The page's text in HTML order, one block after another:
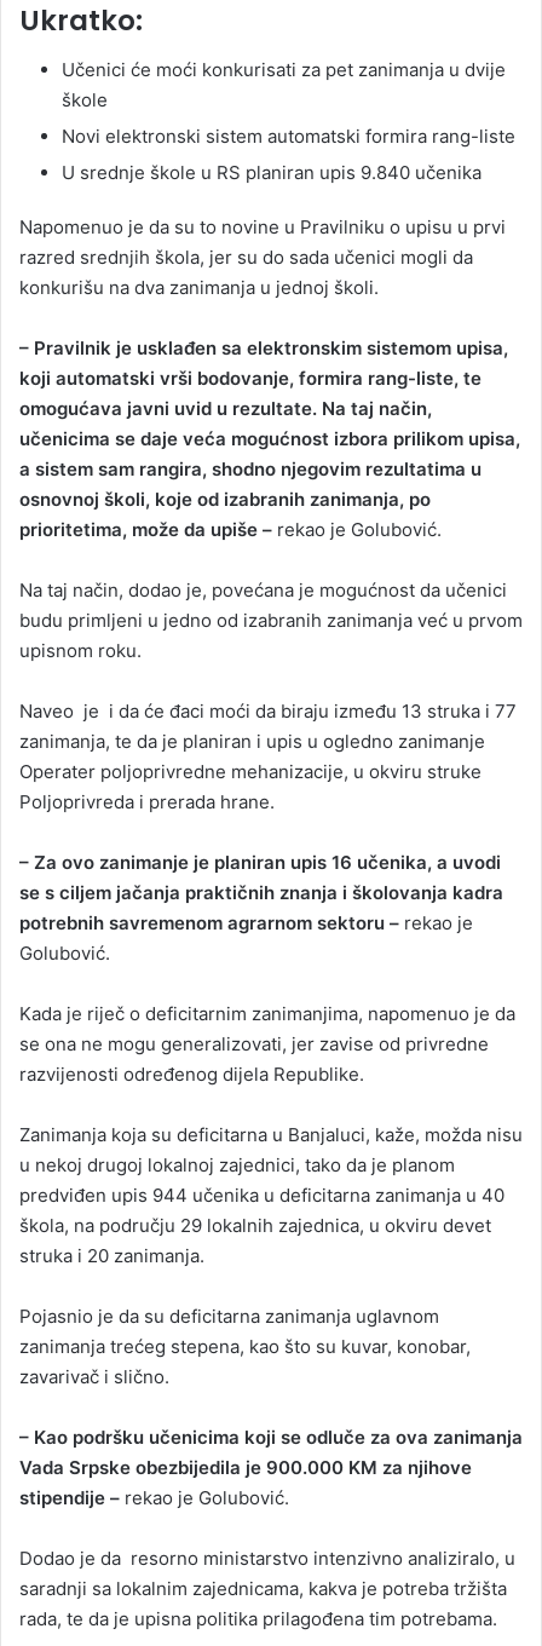
Ukratko:
Učenici će moći konkurisati za pet zanimanja u dvije
škole
Novi elektronski sistem automatski formira rang-liste
U srednje škole u RS planiran upis 9.840 učenika
Napomenuo je da su to novine u Pravilniku o upisu u prvi
razred srednjih škola, jer su do sada učenici mogli da
konkurišu na dva zanimanja u jednoj školi.
– Pravilnik je usklađen sa elektronskim sistemom upisa,
koji automatski vrši bodovanje, formira rang-liste, te
omogućava javni uvid u rezultate. Na taj način,
učenicima se daje veća mogućnost izbora prilikom upisa,
a sistem sam rangira, shodno njegovim rezultatima u
osnovnoj školi, koje od izabranih zanimanja, po
prioritetima, može da upiše – rekao je Golubović.
Na taj način, dodao je, povećana je mogućnost da učenici
budu primljeni u jedno od izabranih zanimanja već u prvom
upisnom roku.
Naveo je i da će đaci moći da biraju između 13 struka i 77
zanimanja, te da je planiran i upis u ogledno zanimanje
Operater poljoprivredne mehanizacije, u okviru struke
Poljoprivreda i prerada hrane.
– Za ovo zanimanje je planiran upis 16 učenika, a uvodi
se s ciljem jačanja praktičnih znanja i školovanja kadra
potrebnih savremenom agrarnom sektoru – rekao je
Golubović.
Kada je riječ o deficitarnim zanimanjima, napomenuo je da
se ona ne mogu generalizovati, jer zavise od privredne
razvijenosti određenog dijela Republike.
Zanimanja koja su deficitarna u Banjaluci, kaže, možda nisu
u nekoj drugoj lokalnoj zajednici, tako da je planom
predviđen upis 944 učenika u deficitarna zanimanja u 40
škola, na području 29 lokalnih zajednica, u okviru devet
struka i 20 zanimanja.
Pojasnio je da su deficitarna zanimanja uglavnom
zanimanja trećeg stepena, kao što su kuvar, konobar,
zavarivač i slično.
– Kao podršku učenicima koji se odluče za ova zanimanja
Vada Srpske obezbijedila je 900.000 KM za njihove
stipendije – rekao je Golubović.
Dodao je da resorno ministarstvo intenzivno analiziralo, u
saradnji sa lokalnim zajednicama, kakva je potreba tržišta
rada, te da je upisna politika prilagođena tim potrebama.